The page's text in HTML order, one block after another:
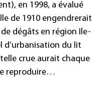
en 1998, a évalué
de 1910 engendrerait
de dégâts en région Ile-
d’urbanisation du lit
crue aurait chaque
reproduire…